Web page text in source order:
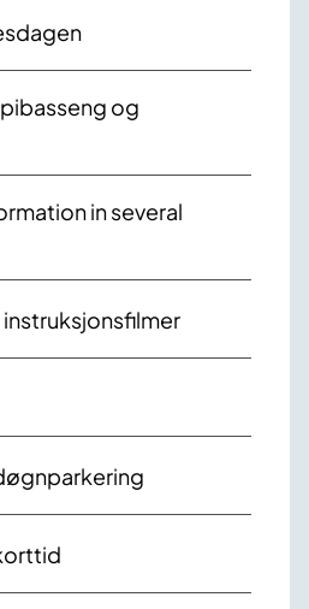
og
in several